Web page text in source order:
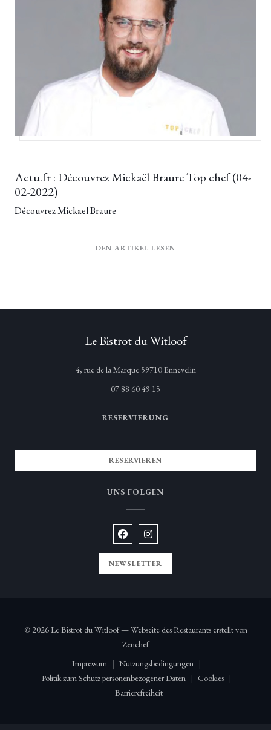
Actu.fr : Découvrez Mickaël Braure Top chef (04-
02-2022)
Découvrez Mickael Braure
DEN ARTIKEL LESEN
Le Bistrot du Witloof
4, rue de la Marque 59710 Ennevelin((öffnet ein neues
07 88 60 49 15
RESERVIERUNG
RESERVIEREN
UNS FOLGEN
Facebook ((öffnet ein neues Fenster))
Instagram ((öffnet ein neues
NEWSLETTER
© 2026 Le Bistrot du Witloof — Webseite des Restaurants erstellt von
Zenchef((öffnet ein neues Fenster))
Impressum
((öffnet ein neues Fenster))
Nutzungsbedingungen
((öffnet ein neues Fenster))
Politik zum Schutz personenbezogener Daten
((öffnet ein neues Fenster))
Cookies
((öffnet ein
Barrierefreiheit
((öffnet ein neues Fenster))